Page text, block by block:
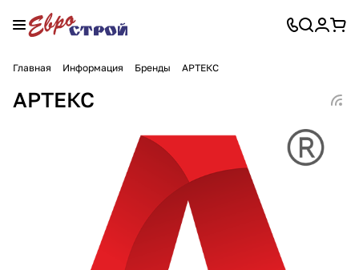
Главная Информация Бренды АРТЕКС
АРТЕКС